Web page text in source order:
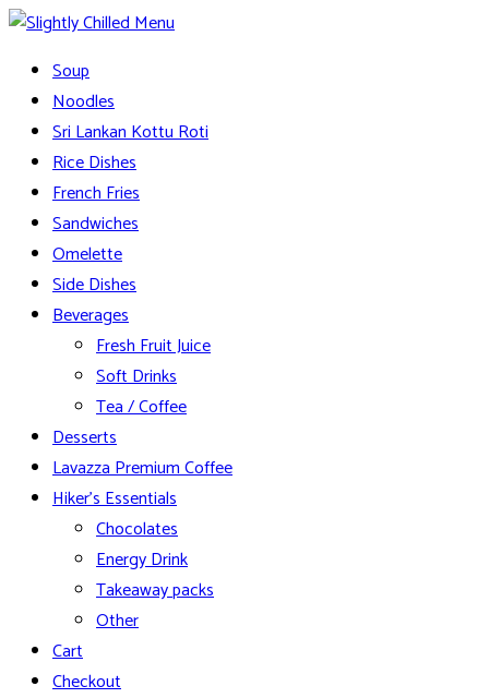
Skip
content
Slightly Chilled Menu
Soup
Noodles
Sri Lankan Kottu Roti
Rice Dishes
French Fries
Sandwiches
Omelette
Side Dishes
Beverages
Fresh Fruit Juice
Soft Drinks
Tea / Coffee
Desserts
Lavazza Premium Coffee
Hiker’s Essentials
Chocolates
Energy Drink
Takeaway packs
Other
Cart
Checkout